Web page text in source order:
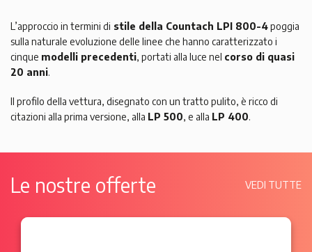
L’approccio in termini di stile della Countach LPI 800-4poggia
sulla naturale evoluzione delle linee che hanno caratterizzato i
cinque modelli precedenti, portati alla luce nel corso di quasi
20 anni.
Il profilo della vettura, disegnato con un tratto pulito, è ricco di
citazioni alla prima versione, alla LP 500, e alla LP 400.
Le nostre offerte VEDI TUTTE